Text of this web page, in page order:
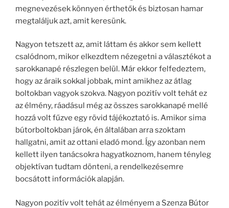
megnevezések könnyen érthetők és biztosan hamar
megtaláljuk azt, amit keresünk.
Nagyon tetszett az, amit láttam és akkor sem kellett
csalódnom, mikor elkezdtem nézegetni a választékot a
sarokkanapé részlegen belül. Már ekkor felfedeztem,
hogy az áraik sokkal jobbak, mint amikhez az átlag
boltokban vagyok szokva. Nagyon pozitív volt tehát ez
az élmény, ráadásul még az összes sarokkanapé mellé
hozzá volt fűzve egy rövid tájékoztató is. Amikor sima
bútorboltokban járok, én általában arra szoktam
hallgatni, amit az ottani eladó mond. Így azonban nem
kellett ilyen tanácsokra hagyatkoznom, hanem tényleg
objektívan tudtam dönteni, a rendelkezésemre
bocsátott információk alapján.
Nagyon pozitív volt tehát az élményem a Szenza Bútor